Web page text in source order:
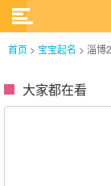
首页 > 宝宝起名 > 淄博
大家都在看